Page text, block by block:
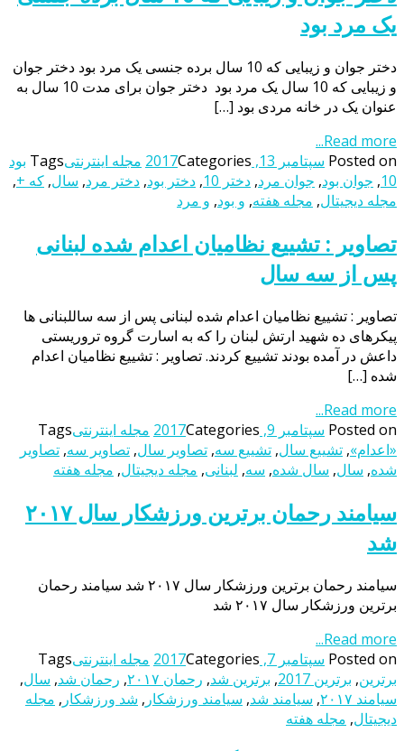
یک مرد بود
دختر جوان و زیبایی که 10 سال برده جنسی یک مرد بود دختر جوان
و زیبایی که 10 سال یک مرد بود دختر جوان برای مدت 10 سال به
عنوان یک در خانه مردی بود […]
Read more...
Posted on سپتامبر 13, 2017 Categories مجله اینترنتیTags بود
10
, جوان بود, جوان مرد, دختر 10 , دختر بود, دختر مرد, سال, که +,
مجله دیجیتال, مجله هفته, و بود, و مرد
تصاویر : تشییع نظامیان اعدام شده لبنانی
پس از سه سال
تصاویر : تشییع نظامیان اعدام شده لبنانی پس از سه ساللبنانی ها
پیکرهای ده شهید ارتش لبنان را که به اسارت گروه تروریستی
داعش در آمده بودند تشییع کردند. تصاویر : تشییع نظامیان اعدام
شده […]
Read more...
Posted on سپتامبر 9, 2017 Categories مجله اینترنتیTags
«اعدام», تشییع سال, تشییع سه, تصاویر سال, تصاویر سه, تصاویر
شده, سال, سال شده, سه, لبنانی, مجله دیجیتال, مجله هفته
سیامند رحمان برترین ورزشکار سال ۲۰۱۷
شد
سیامند رحمان برترین ورزشکار سال ۲۰۱۷ شد سیامند رحمان
برترین ورزشکار سال ۲۰۱۷ شد
Read more...
Posted on سپتامبر 7, 2017 Categories مجله اینترنتیTags
برترین, برترین 2017 , برترین‌ شد, رحمان ۲۰۱۷ , رحمان شد, سال,
سیامند ۲۰۱۷
, سیامند شد, سیامند ورزشکار , شد ورزشکار , مجله
دیجیتال, مجله هفته